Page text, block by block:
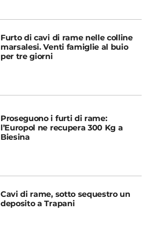
Furto di cavi di rame nelle colline
marsalesi. Venti famiglie al buio
per tre giorni
Proseguono i furti di rame:
l’Europol ne recupera 300 Kg a
Biesina
Cavi di rame, sotto sequestro un
deposito a Trapani